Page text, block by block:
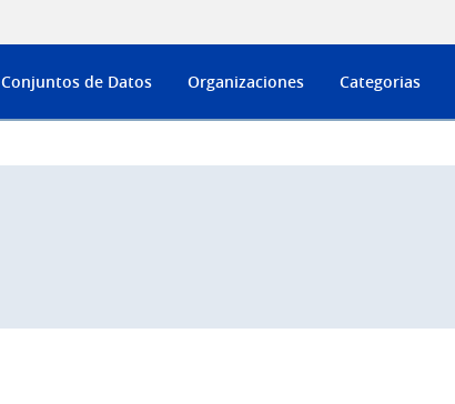
Conjuntos de Datos Organizaciones Categorias